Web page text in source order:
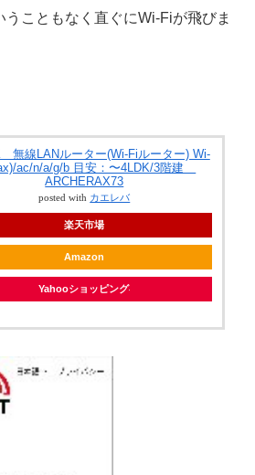
こともなく直ぐにWi-Fiが飛びま
無線LANルーター(Wi-Fiルーター) Wi-
ac/n/a/g/b 目安：〜4LDK/3階建
ARCHERAX73
posted with カエレバ
楽天市場
Amazon
Yahooショッピング